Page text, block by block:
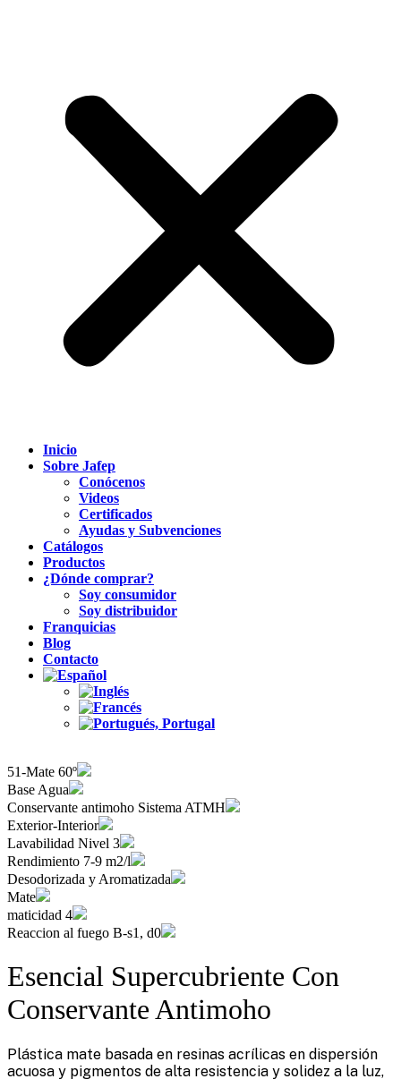
Inicio
Sobre Jafep
Conócenos
Videos
Certificados
Ayudas y Subvenciones
Catálogos
Productos
¿Dónde comprar?
Soy consumidor
Soy distribuidor
Franquicias
Blog
Contacto
51-Mate 60º
Base Agua
Conservante antimoho Sistema ATMH
Exterior-Interior
Lavabilidad Nivel 3
Rendimiento 7-9 m2/l
Desodorizada y Aromatizada
Mate
maticidad 4
Reaccion al fuego B-s1, d0
Esencial Supercubriente Con
Conservante Antimoho
Plástica mate basada en resinas acrílicas en dispersión
acuosa y pigmentos de alta resistencia y solidez a la luz,